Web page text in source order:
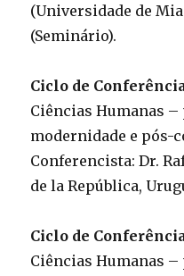
(Universidade de
(Seminário).
Ciclo de
Ciências Humanas
modernidade e pós-
Conferencista: Dr.
de la República,
Ciclo de
Ciências Humanas